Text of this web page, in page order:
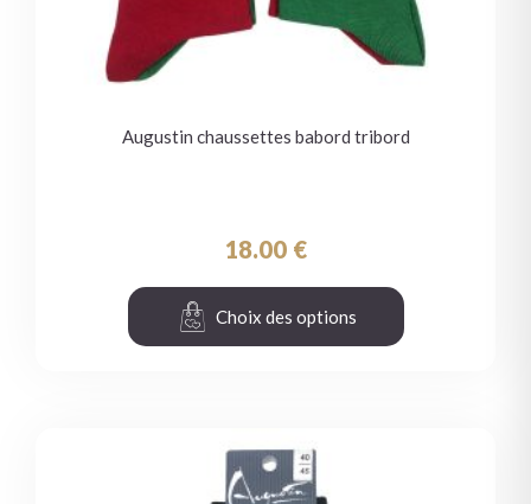
Augustin chaussettes babord tribord
18.00 €
Choix des options